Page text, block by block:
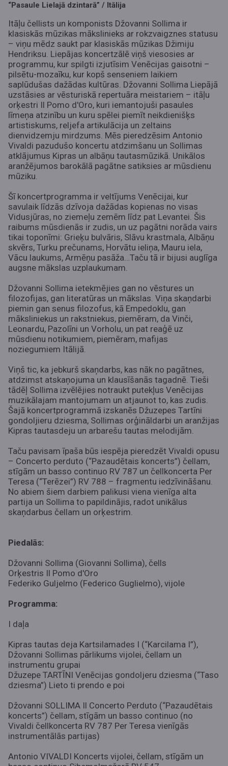
“Pasaule Lielajā dzintarā” / Itālija
Itāļu čellists un komponists Džovanni Sollima ir
klasiskās mūzikas mākslinieks ar rokzvaigznes statusu
– viņu mēdz saukt par klasiskās mūzikas Džimiju
Hendriksu. Liepājas koncertzālē viņš viesosies ar
programmu, kur spilgti izjutīsim Venēcijas gaisotni –
pilsētu-mozaīku, kur kopš senseniem laikiem
saplūdušas dažādas kultūras. Džovanni Sollima Liepājā
uzstāsies ar vēsturiskā repertuāra meistariem – itāļu
orķestri Il Pomo d'Oro, kuri iemantojuši pasaules
līmeņa atzinību un kuru spēlei piemīt neikdienišķs
artistiskums, reljefa artikulācija un zeltains
dienvidzemju mirdzums. Mēs pieredzēsim Antonio
Vivaldi pazudušo koncertu atdzimšanu un Sollimas
atklājumus Kipras un albāņu tautasmūzikā. Unikālos
aranžējumos barokālā pagātne satiksies ar mūsdienu
mūziku.
Šī koncertprogramma ir veltījums Venēcijai, kur
savulaik līdzās dzīvoja dažādas kopienas no visas
Vidusjūras, no ziemeļu zemēm līdz pat Levantei. Šis
raibums mūsdienās ir zudis, un uz pagātni norāda vairs
tikai toponīmi: Grieķu bulvāris, Slāvu krastmala, Albāņu
skvērs, Turku prečunams, Horvātu ieliņa, Mauru iela,
Vācu laukums, Armēņu pasāža…Taču tā ir bijusi auglīga
augsne mākslas uzplaukumam.
Džovanni Sollima ietekmējies gan no vēstures un
filozofijas, gan literatūras un mākslas. Viņa skaņdarbi
piemin gan senus filozofus, kā Empedoklu, gan
māksliniekus un rakstniekus, piemēram, da Vinči,
Leonardu, Pazolīni un Vorholu, un pat reaģē uz
mūsdienu notikumiem, piemēram, mafijas
noziegumiem Itālijā.
Viņš tic, ka jebkurš skaņdarbs, kas nāk no pagātnes,
atdzimst atskaņojuma un klausīšanās tagadnē. Tieši
tādēļ Sollima izvēlējies notraukt putekļus Venēcijas
muzikālajam mantojumam un atjaunot to, kas zudis.
Šajā koncertprogrammā izskanēs Džuzepes Tartīni
gondoljieru dziesma, Sollimas orģināldarbi un aranžijas
Kipras tautasdeju un arbarešu tautas melodijām.
Taču pavisam īpaša būs iespēja pieredzēt Vivaldi opusu
– Concerto perduto (“Pazaudētais koncerts”) čellam,
stīgām un basso continuo RV 787 un čellkoncerta Per
Teresa (“Terēzei”) RV 788 – fragmentu iedzīvināšanu.
No abiem šiem darbiem palikusi viena vienīga alta
partija un Sollima to papildinājis, radot unikālus
skaņdarbus čellam un orķestrim.
Piedalās:
Džovanni Sollima (Giovanni Sollima), čells
Orķestris Il Pomo d'Oro
Federiko Guljelmo (Federico Guglielmo), vijole
Programma:
I daļa
Kipras tautas deja Kartsilamades I (“Karcilama I”),
Džovanni Sollimas pārlikums vijolei, čellam un
instrumentu grupai
Džuzepe TARTĪNI Venēcijas gondoljeru dziesma (“Taso
dziesma”) Lieto ti prendo e poi
Džovanni SOLLIMA Il Concerto Perduto (“Pazaudētais
koncerts”) čellam, stīgām un basso continuo (no
Vivaldi čellkoncerta RV 787 Per Teresa vienīgās
instrumentālās partijas)
Antonio VIVALDI Koncerts vijolei, čellam, stīgām un